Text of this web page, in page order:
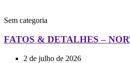
Sem categoria
FATOS & DETALHES –
2 de julho de 2026